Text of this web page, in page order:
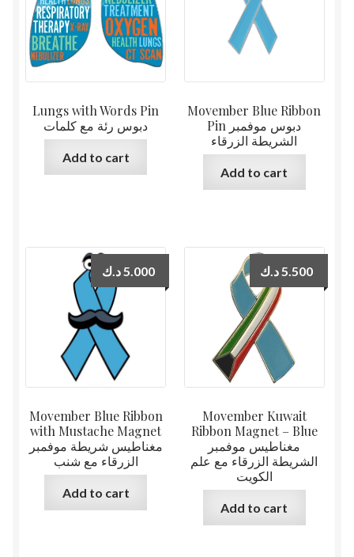
Lungs with Words Pin
دبوس رئة مع كلمات
Add to cart
Movember Blue Ribbon
Pin دبوس موفمبر
الشريطة الزرقاء
Add to cart
Movember Blue Ribbon
with Mustache Magnet
مغناطيس شريطة موفمبر
الزرقاء مع شنب
5.000د.ك
Add to cart
Movember Kuwait
Ribbon Magnet – Blue
مغناطيس موفمبر
الشريطة الزرقاء مع علم
الكويت
5.500د.ك
Add to cart